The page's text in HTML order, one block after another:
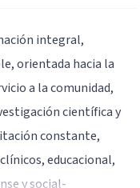
integral,
orientada hacia la
a la comunidad,
científica y
constante,
educacional,
y social-